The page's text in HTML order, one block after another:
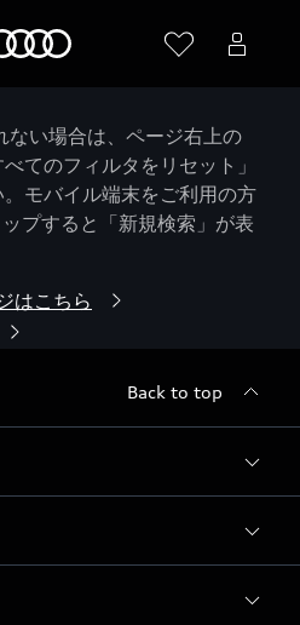
い場合は、ページ右上の
てのフィルタをリセット」
モバイル端末をご利用の方
プすると「新規検索」が表
はこちら
Back to top